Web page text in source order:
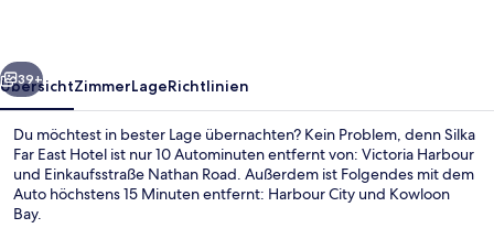
Weiter
39+
ÜbersichtZimmerLageRichtlinien
Du möchtest in bester Lage übernachten? Kein Problem, denn Silka
Far East Hotel ist nur 10 Autominuten entfernt von: Victoria Harbour
und Einkaufsstraße Nathan Road. Außerdem ist Folgendes mit dem
Auto höchstens 15 Minuten entfernt: Harbour City und Kowloon
Bay.